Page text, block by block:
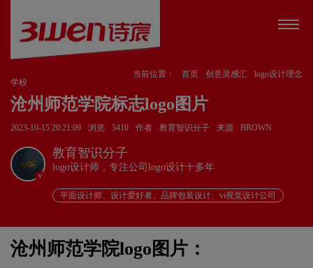
当前位置： 首页 创意灵感汇
logo设计理念
学校
沧州师范学院标志logo图片
2023-10-15 20:21:09 浏览 5410 作者 教育智识分子 来源 BROWN
v
教育智识分子
logo设计师，专注公司logo设计十多年
平面设计师、设计爱好者、品牌包装设计、vi视觉设计公司
沧州师范学院logo图片：